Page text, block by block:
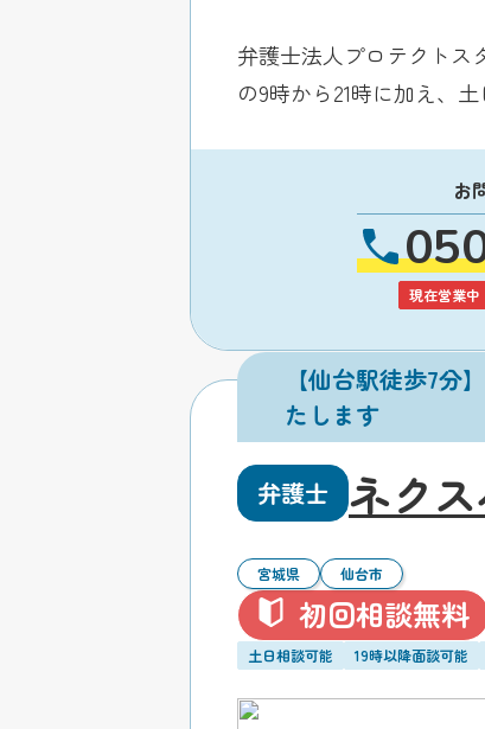
弁護士法人プロテクトス
の9時から21時に加え、
お
現在営業中
【仙台駅徒歩7
たします
弁護士 ネク
宮城県 仙台市
初回相談無料
土日相談可能 19時以降面談可能